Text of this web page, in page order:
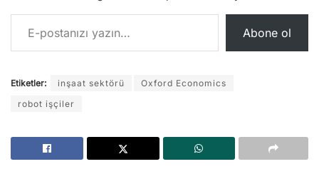
E-postanızı yazın…
Abone ol
Etiketler: inşaat sektörü
Oxford Economics
robot işçiler